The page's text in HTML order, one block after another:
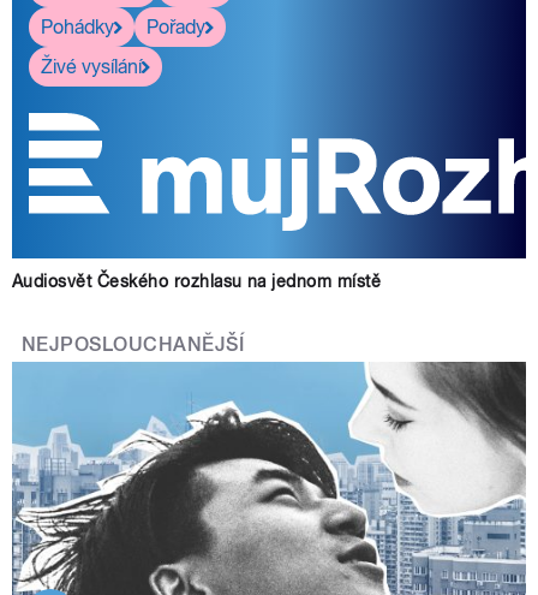
Pohádky
Pořady
Živé vysílání
Audiosvět Českého rozhlasu na jednom místě
NEJPOSLOUCHANĚJŠÍ